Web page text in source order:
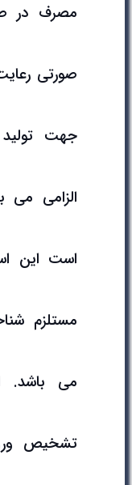
مصرف در
صورتی
جهت
الزامی می
است این
مستلزم
می باشد.
تشخیص ورق